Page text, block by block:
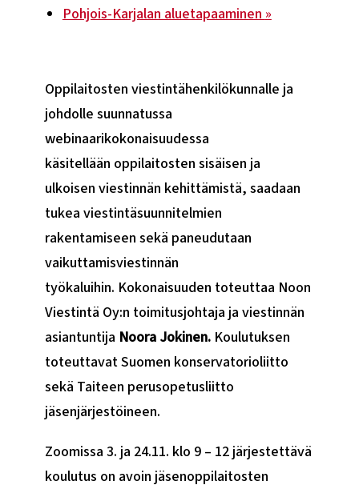
Pohjois-Karjalan aluetapaaminen »
Oppilaitosten viestintähenkilökunnalle ja
johdolle suunnatussa
webinaarikokonaisuudessa
käsitellään oppilaitosten sisäisen ja
ulkoisen viestinnän kehittämistä, saadaan
tukea viestintäsuunnitelmien
rakentamiseen sekä paneudutaan
vaikuttamisviestinnän
työkaluihin. Kokonaisuuden toteuttaa Noon
Viestintä Oy:n toimitusjohtaja ja viestinnän
asiantuntija Noora Jokinen. Koulutuksen
toteuttavat Suomen konservatorioliitto
sekä Taiteen perusopetusliitto
jäsenjärjestöineen.
Zoomissa 3. ja 24.11. klo 9 – 12 järjestettävä
koulutus on avoin jäsenoppilaitosten